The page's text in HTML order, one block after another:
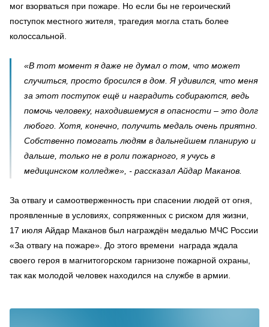
мог взорваться при пожаре. Но если бы не героический
поступок местного жителя, трагедия могла стать более
колоссальной.
«В тот момент я даже не думал о том, что может
случиться, просто бросился в дом. Я удивился, что меня
за этот поступок ещё и наградить собираются, ведь
помочь человеку, находившемуся в опасности – это долг
любого. Хотя, конечно, получить медаль очень приятно.
Собственно помогать людям в дальнейшем планирую и
дальше, только не в роли пожарного, я учусь в
медицинском колледже», - рассказал Айдар Маканов.
За отвагу и самоотверженность при спасении людей от огня,
проявленные в условиях, сопряженных с риском для жизни,
17 июля Айдар Маканов был награждён медалью МЧС России
«За отвагу на пожаре». До этого времени награда ждала
своего героя в магнитогорском гарнизоне пожарной охраны,
так как молодой человек находился на службе в армии.